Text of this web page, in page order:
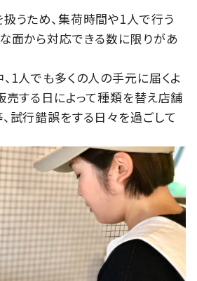
うため、集荷時間や1人で行う
面から対応できる数に限りがあ
1人でも多くの人の手元に届くよ
売する日によって種類を替え店舗
試行錯誤をする日々を過ごして